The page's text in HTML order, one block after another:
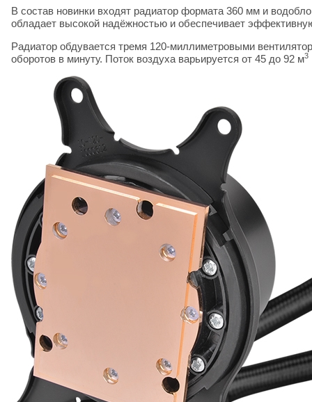
В состав новинки входят радиатор формата 360 мм и
обладает высокой надёжностью и обеспечивает
Радиатор обдувается тремя 120-миллиметровыми
оборотов в минуту. Поток воздуха варьируется от 45 до 92 м3